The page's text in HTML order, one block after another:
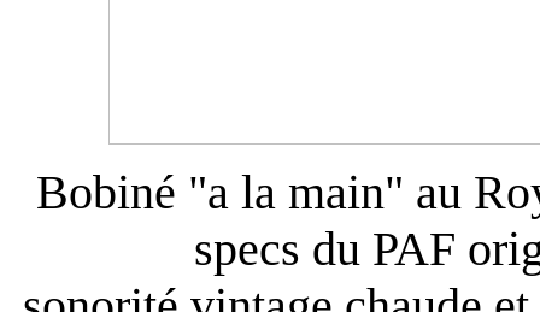
Bobiné "a la main" au
specs du PAF